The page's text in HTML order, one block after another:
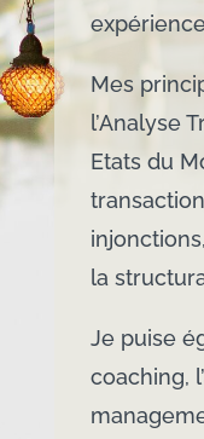
Mes
l’Analyse
Etats du
la
Je puise
coaching,